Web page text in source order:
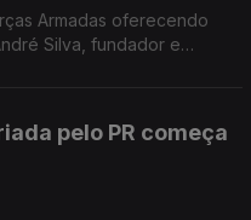
Armadas oferecendo
Silva, fundador e
pelo PR começa